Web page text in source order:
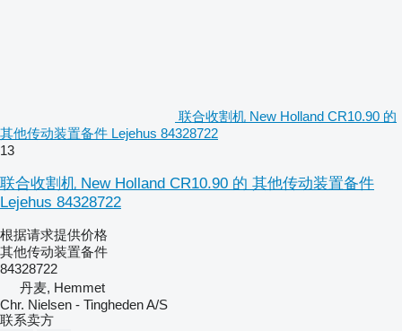
联合收割机 New Holland CR10.90 的
其他传动装置备件 Lejehus 84328722
13
联合收割机 New Holland CR10.90 的 其他传动装置备件
Lejehus 84328722
根据请求提供价格
其他传动装置备件
84328722
丹麦, Hemmet
Chr. Nielsen - Tingheden A/S
联系卖方